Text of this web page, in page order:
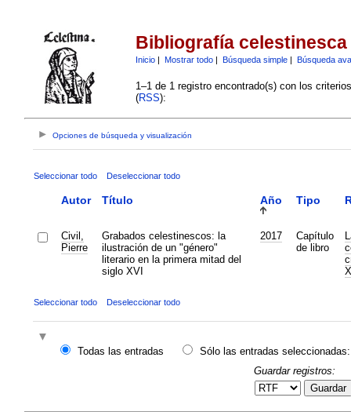
Bibliografía celestinesca
Inicio| Mostrar todo| Búsqueda simple| Búsqueda
1–1 de 1 registro encontrado(s) con los
(RSS):
Opciones de búsqueda y visualización
Seleccionar todo Deseleccionar todo
Autor Título Año Tipo
Civil,
Pierre
Grabados celestinescos: la
ilustración de un "género"
literario en la primera mitad del
siglo XVI
2017
Capítulo
de libro
Seleccionar todo Deseleccionar todo
Todas las entradas
Sólo las entradas seleccionadas:
Guardar registros:
Guardar